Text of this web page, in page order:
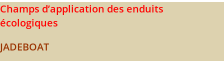
Champs d’application des enduits
écologiques
JADEBOAT